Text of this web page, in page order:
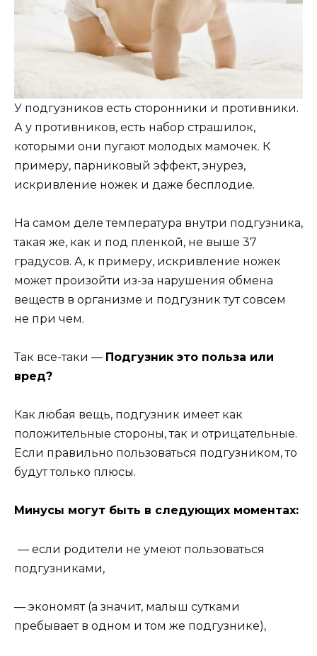
У подгузников есть сторонники и противники.
А у противников, есть набор страшилок,
которыми они пугают молодых мамочек. К
примеру, парниковый эффект, энурез,
искривление ножек и даже бесплодие.
На самом деле температура внутри подгузника,
такая же, как и под пленкой, не выше 37
градусов. А, к примеру, искривление ножек
может произойти из-за нарушения обмена
веществ в организме и подгузник тут совсем
не при чем.
Так все-таки — Подгузник это польза или
вред?
Как любая вещь, подгузник имеет как
положительные стороны, так и отрицательные.
Если правильно пользоваться подгузником, то
будут только плюсы.
Минусы могут быть в следующих моментах:
— если родители не умеют пользоваться
подгузниками,
— экономят (а значит, малыш сутками
пребывает в одном и том же подгузнике),